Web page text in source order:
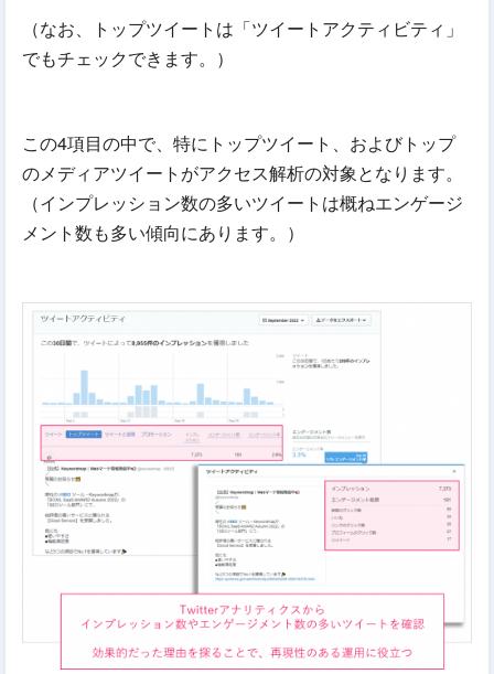
（なお、トップツイートは「ツイートアクティビティ」
でもチェックできます。）
この4項目の中で、特にトップツイート、およびトップ
のメディアツイートがアクセス解析の対象となります。
（インプレッション数の多いツイートは概ねエンゲージ
メント数も多い傾向にあります。）